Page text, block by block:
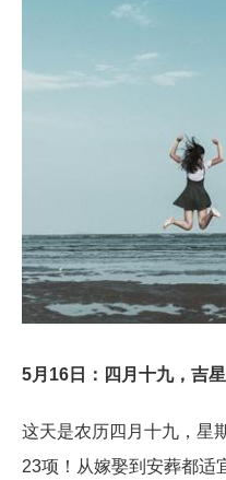
5月16日：四月十九，吉
这天是农历四月十九，星
23项！从嫁娶到安葬都适